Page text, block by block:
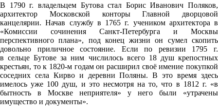
В 1790 г. владельцем Бутова стал Борис Иванович Поляков,
архитектор Московской конторы Главной дворцовой
канцелярии. Начав службу в 1765 г. учеником архитектора в
«Комиссии сочинения Санкт-Петербурга и Москвы
перспективного плана», под конец жизни он сумел скопить
довольно приличное состояние. Если по ревизии 1795 г.
в сельце Бутове за ним числилось всего 18 душ крепостных
крестьян, то к 1820-м годам он расширил своё имение покупкой
соседних села Кирво и деревни Поляны. В это время здесь
имелось уже 100 душ, и это несмотря на то, что в 1812 г. «в
бытность в Москве неприятеля» у него были «утрачены
имущество и документы».